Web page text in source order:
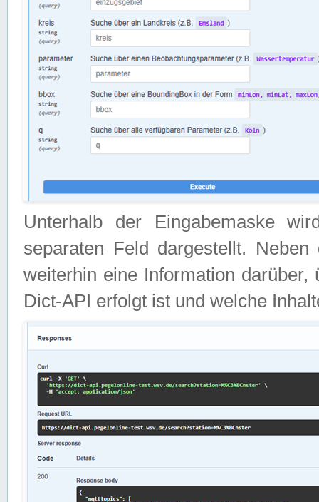
Unterhalb der Eingabemaske
separaten Feld dargestellt.
weiterhin eine Information
Dict-API erfolgt ist und welche